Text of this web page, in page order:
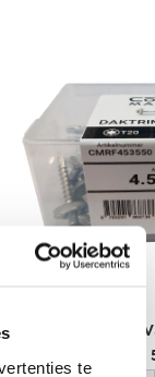
te
Daktrimschroef
35mm verpakt per